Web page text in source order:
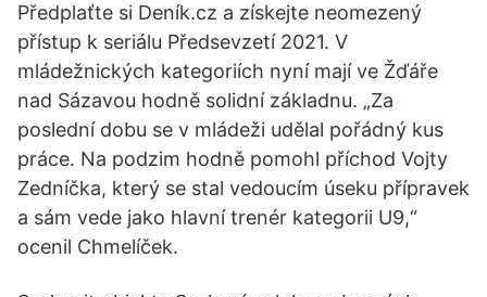
Předplaťte si Deník.cz a získejte neomezený
přístup k seriálu Předsevzetí 2021. V
mládežnických kategoriích nyní mají ve Žďáře
nad Sázavou hodně solidní základnu. „Za
poslední dobu se v mládeži udělal pořádný kus
práce. Na podzim hodně pomohl příchod Vojty
Zedníčka, který se stal vedoucím úseku přípravek
a sám vede jako hlavní trenér kategorii U9,“
ocenil Chmelíček.